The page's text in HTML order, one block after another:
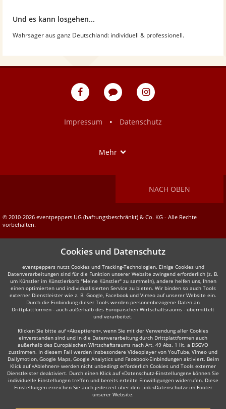
Und es kann losgehen...
Wahrsager aus ganz Deutschland: individuell & professionell.
eventpeppers
Blog
eventpeppers
Impressum
• Datenschutz
Mehr
NACH OBEN
© 2010-2026 eventpeppers UG (haftungsbeschränkt) & Co. KG - Alle Rechte
vorbehalten.
Cookies und Datenschutz
eventpeppers nutzt Cookies und Tracking-Technologien. Einige Cookies und
Datenverarbeitungen sind für die Funktion unserer Website zwingend erforderlich (z. B.
um Künstler im Künstlerkorb "Meine Künstler" zu sammeln), andere helfen uns, Ihnen
einen optimierten und individualisierten Service zu bieten. Wir binden so auch Tools
externer Dienstleister wie z. B. Google, Facebook und Vimeo auf unserer Website ein.
Durch die Einbindung dieser Tools werden personenbezogene Daten an
Drittplattformen - auch außerhalb des Europäischen Wirtschaftsraums - übermittelt
und verarbeitet.
Klicken Sie bitte auf «Akzeptieren», wenn Sie mit der Verwendung aller Cookies
einverstanden sind und in die Datenverarbeitung durch Drittplattformen auch
außerhalb des Europäischen Wirtschaftsraums nach Art. 49 Abs. 1 lit. a DSGVO
zustimmen. In diesem Fall werden insbesondere Videoplayer von YouTube, Vimeo und
Dailymotion, Google Maps, Google Analytics und Facebook-Einbindungen aktiviert. Beim
Klick auf «Ablehnen» werden nicht unbedingt erforderlich Cookies und Tools externer
Dienstleister deaktiviert. Durch einen Klick auf «Datenschutz-Einstellungen» können Sie
individuelle Einstellungen treffen und bereits erteilte Einwilligungen widerrufen. Diese
Einstellungen erreichen Sie auch jederzeit über den Link «Datenschutz» im Footer
unserer Website.